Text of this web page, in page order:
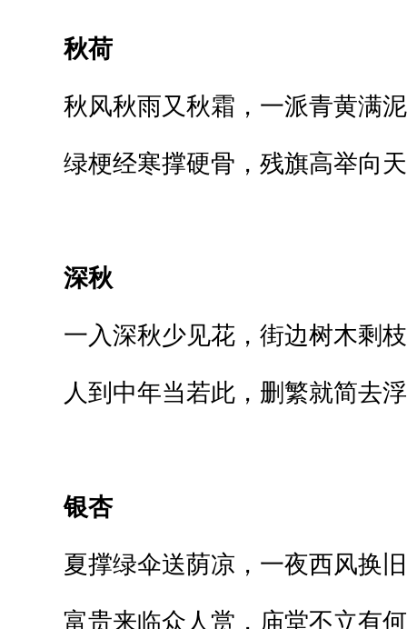
秋荷
秋风秋雨又秋霜，一派青黄满
绿梗经寒撑硬骨，残旗高举向
深秋
一入深秋少见花，街边树木剩
人到中年当若此，删繁就简去
银杏
夏撑绿伞送荫凉，一夜西风换
富贵来临众人赏，庙堂不立有